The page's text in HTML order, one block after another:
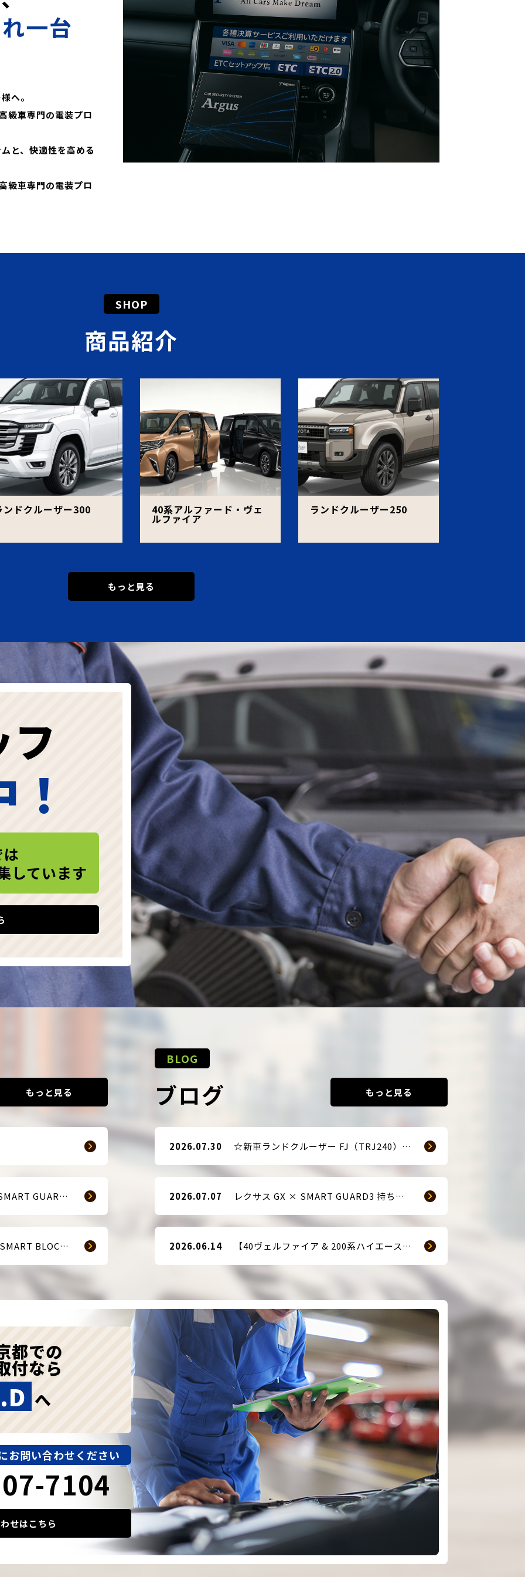
一台
へ。
級車専門の電装プロ
と、快適性を高める
級車専門の電装プロ
SHOP
商品紹介
ンドクルーザー300 40系アルファード・ヴェ
ルファイア
ランドクルーザー250
もっと見る
しています
もっと見る
【販売開始のお知らせ】SMART GUARD 3
【販売開始のお知らせ】 SMART BLOCKER 2nd-Edition Plus
BLOG
ブログ もっと見る
2026.07.30 ☆新車ランドクルーザー FJ（TRJ240） × Argus D1 & 前後ドライブレコーダー取付☆
2026.07.07 レクサス GX × SMART GUARD3 持ち込み取付
2026.06.14 【40ヴェルファイア & 200系ハイエース(9型) 新車2台へ SMART GUARD3取付】
都での
付なら
へ
お問い合わせください
7104
せはこちら